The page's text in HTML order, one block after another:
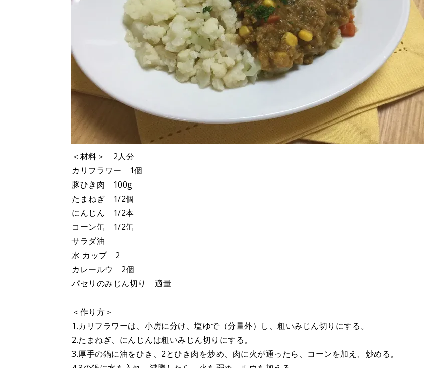
＜材料＞ 2人分
カリフラワー 1個
豚ひき肉 100g
たまねぎ 1/2個
にんじん 1/2本
コーン缶 1/2缶
サラダ油
水 カップ 2
カレールウ 2個
パセリのみじん切り 適量
＜作り方＞
1.カリフラワーは、小房に分け、塩ゆで（分量外）し、粗いみじん切りにする。
2.たまねぎ、にんじんは粗いみじん切りにする。
3.厚手の鍋に油をひき、2とひき肉を炒め、肉に火が通ったら、コーンを加え、炒める。